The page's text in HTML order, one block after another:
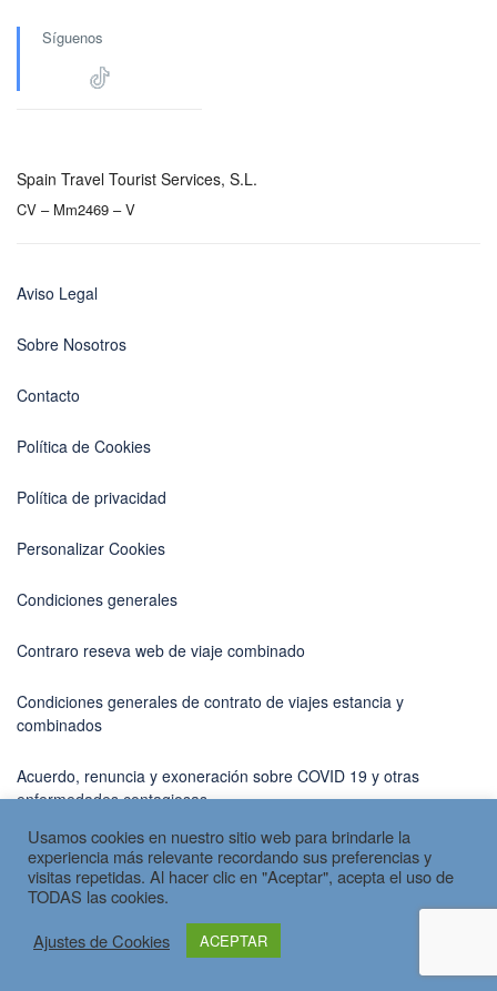
Síguenos
Spain Travel Tourist Services, S.L.
CV – Mm2469 – V
Aviso Legal
Sobre Nosotros
Contacto
Política de Cookies
Política de privacidad
Personalizar Cookies
Condiciones generales
Contraro reseva web de viaje combinado
Condiciones generales de contrato de viajes estancia y
combinados
Acuerdo, renuncia y exoneración sobre COVID 19 y otras
enfermedades contagiosas
Spain Travel
Usamos cookies en nuestro sitio web para brindarle la
experiencia más relevante recordando sus preferencias y
visitas repetidas. Al hacer clic en "Aceptar", acepta el uso de
TODAS las cookies.
Ajustes de Cookies
ACEPTAR